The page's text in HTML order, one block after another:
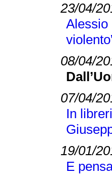
23/04/
Alessio
08/04/
07/04/
In
19/01/
E